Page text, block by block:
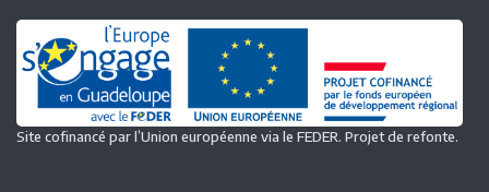
Site cofinancé par l’Union européenne via le FEDER. Projet de refonte.